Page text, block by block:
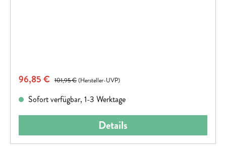
Verkaufspreis:
96,85 € Regulärer Preis:
101,95 €(Hersteller-UVP)
Sofort verfügbar, 1-3 Werktage
Details